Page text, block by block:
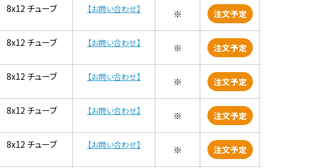
8x12 チューブ 【お問い合わせ】 ※ 注文予定
8x12 チューブ 【お問い合わせ】 ※ 注文予定
8x12 チューブ 【お問い合わせ】 ※ 注文予定
8x12 チューブ 【お問い合わせ】 ※ 注文予定
8x12 チューブ 【お問い合わせ】 ※ 注文予定